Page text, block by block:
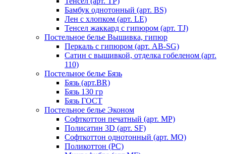
Бамбук однотонный (арт. BS)
Лен с хлопком (арт. LE)
Тенсел жаккард с гипюром (арт. TJ)
Постельное белье Вышивка, гипюр
Перкаль с гипюром (арт. AB-SG)
Сатин с вышивкой, отделка гобеленом (арт.
110)
Постельное белье Бязь
Бязь (арт.BR)
Бязь 130 гр
Бязь ГОСТ
Постельное белье Эконом
Софткоттон печатный (арт. MР)
Полисатин 3D (арт. SF)
Софткоттон однотонный (арт. MO)
Поликоттон (PC)